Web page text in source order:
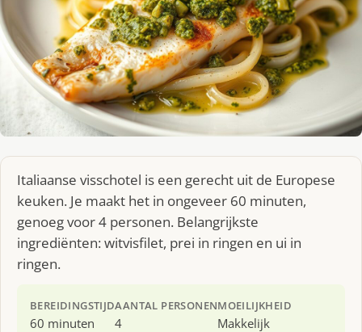
Italiaanse visschotel is een gerecht uit de Europese
keuken. Je maakt het in ongeveer 60 minuten,
genoeg voor 4 personen. Belangrijkste
ingrediënten: witvisfilet, prei in ringen en ui in
ringen.
BEREIDINGSTIJD
60 minuten
AANTAL PERSONEN
4
MOEILIJKHEID
Makkelijk